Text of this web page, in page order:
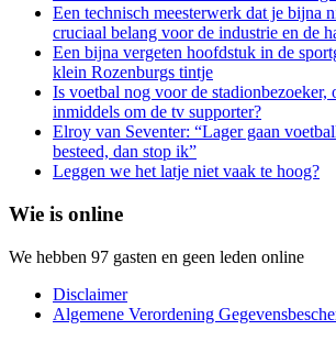
Een technisch meesterwerk dat je bijna
cruciaal belang voor de industrie en de
Een bijna vergeten hoofdstuk in de
klein Rozenburgs tintje
Is voetbal nog voor de stadionbezoeker,
inmiddels om de tv supporter?
Elroy van Seventer: “Lager gaan
besteed, dan stop ik”
Leggen we het latje niet vaak te hoog?
Wie is online
We hebben 97 gasten en geen leden online
Disclaimer
Algemene Verordening